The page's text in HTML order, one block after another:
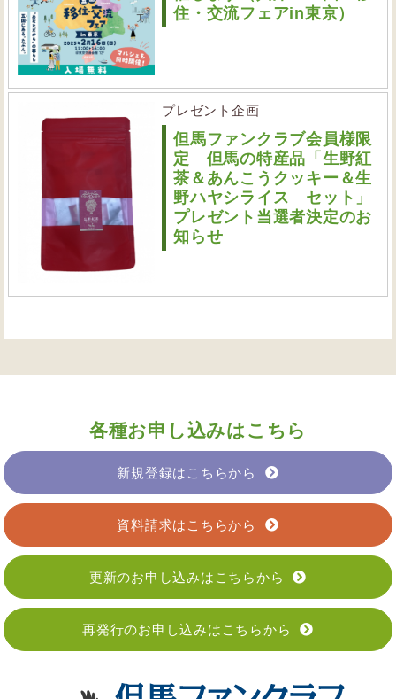
住・交流フェアin東京）
プレゼント企画
但馬ファンクラブ会員様限
定 但馬の特産品「生野紅
茶＆あんこうクッキー＆生
野ハヤシライス セット」
プレゼント当選者決定のお
知らせ
各種お申し込みはこちら
新規登録はこちらから
資料請求はこちらから
更新のお申し込みはこちらから
再発行のお申し込みはこちらから